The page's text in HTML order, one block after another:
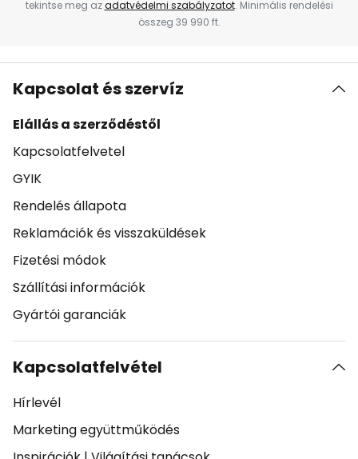
tekintse meg azadatvédelmi szabályzatot. Minimális rendelési
összeg 39 990 ft.
Kapcsolat és szervíz
Elállás a szerződéstől
Kapcsolatfelvetel
GYIK
Rendelés állapota
Reklamációk és visszaküldések
Fizetési módok
Szállítási információk
Gyártói garanciák
Kapcsolatfelvétel
Hírlevél
Marketing együttműködés